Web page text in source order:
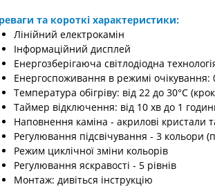
та короткі характеристики:
Лінійний електрокамін
Інформаційний дисплей
Енергозберігаюча світлодіодна
Енергоспоживання в режимі очікування:
Температура обігріву: від 22 до 30°C
Таймер відключення: від 10 хв до 1
Наповнення каміна - акрилові кристали
Регулювання підсвічування - 3 кольори
Режим циклічної зміни кольорів
Регулювання яскравості - 5 рівнів
Монтаж: дивіться інструкцію